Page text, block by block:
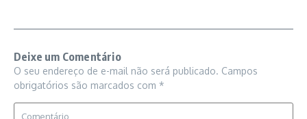
Deixe um Comentário
O seu endereço de e-mail não será publicado. Campos
obrigatórios são marcados com *